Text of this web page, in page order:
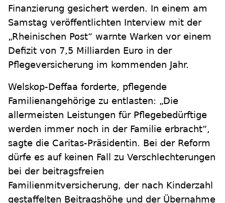
Finanzierung gesichert werden. In einem am
Samstag veröffentlichten Interview mit der
„Rheinischen Post“ warnte Warken vor einem
Defizit von 7,5 Milliarden Euro in der
Pflegeversicherung im kommenden Jahr.
Welskop-Deffaa forderte, pflegende
Familienangehörige zu entlasten: „Die
allermeisten Leistungen für Pflegebedürftige
werden immer noch in der Familie erbracht“,
sagte die Caritas-Präsidentin. Bei der Reform
dürfe es auf keinen Fall zu Verschlechterungen
bei der beitragsfreien
Familienmitversicherung, der nach Kinderzahl
gestaffelten Beitragshöhe und der Übernahme